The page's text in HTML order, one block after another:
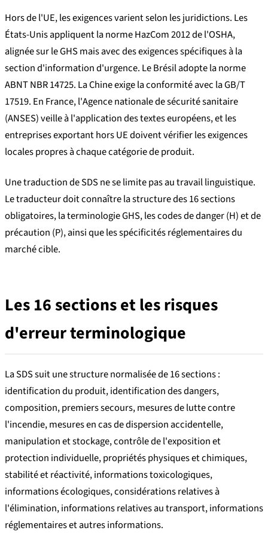
Hors de l'UE, les exigences varient selon les juridictions. Les
États-Unis appliquent la norme HazCom 2012 de l'OSHA,
alignée sur le GHS mais avec des exigences spécifiques à la
section d'information d'urgence. Le Brésil adopte la norme
ABNT NBR 14725. La Chine exige la conformité avec la GB/T
17519. En France, l'Agence nationale de sécurité sanitaire
(ANSES) veille à l'application des textes européens, et les
entreprises exportant hors UE doivent vérifier les exigences
locales propres à chaque catégorie de produit.
Une traduction de SDS ne se limite pas au travail linguistique.
Le traducteur doit connaître la structure des 16 sections
obligatoires, la terminologie GHS, les codes de danger (H) et de
précaution (P), ainsi que les spécificités réglementaires du
marché cible.
Les 16 sections et les risques
d'erreur terminologique
La SDS suit une structure normalisée de 16 sections :
identification du produit, identification des dangers,
composition, premiers secours, mesures de lutte contre
l'incendie, mesures en cas de dispersion accidentelle,
manipulation et stockage, contrôle de l'exposition et
protection individuelle, propriétés physiques et chimiques,
stabilité et réactivité, informations toxicologiques,
informations écologiques, considérations relatives à
l'élimination, informations relatives au transport, informations
réglementaires et autres informations.